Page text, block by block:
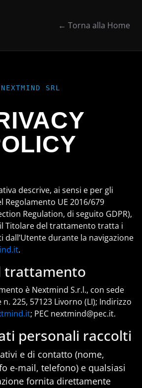
← Torna alla Home
NEXTMIND SRL
descrive, ai sensi e per gli
Regolamento UE 2016/679
Regulation, di seguito GDPR),
Titolare del trattamento tratta i
durante la navigazione
.
trattamento
è Nextmind S.r.l., con sede
225, 57123 Livorno (LI); Indirizzo
; PEC nextmind@pec.it.
personali raccolti
e di contatto (nome,
e-mail, telefono) e qualsiasi
fornita direttamente